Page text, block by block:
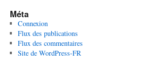
Méta
Connexion
Flux des publications
Flux des commentaires
Site de WordPress-FR